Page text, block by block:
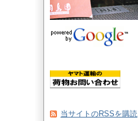
当サイトのRSSを購読